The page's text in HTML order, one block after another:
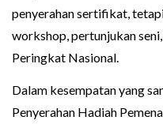
penyerahan sertifikat,
workshop, pertunjukan
Peringkat Nasional.
Dalam kesempatan yang
Penyerahan Hadiah